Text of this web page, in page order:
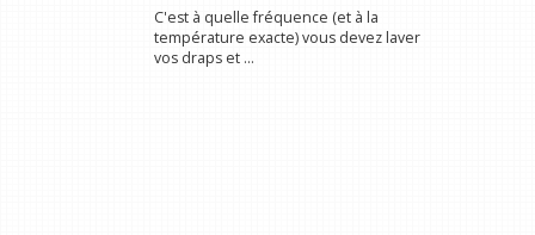
C'est à quelle fréquence (et à la
température exacte) vous devez laver
vos draps et ...